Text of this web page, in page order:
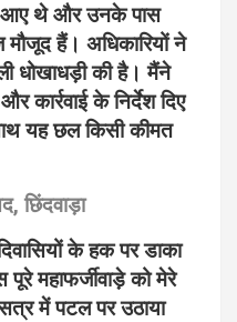
आए थे और उनके पास
मौजूद हैं। अधिकारियों ने
धोखाधड़ी की है। मैंने
के निर्देश दिए
यह छल किसी कीमत
छिंदवाड़ा
के हक पर डाका
महाफर्जीवाड़े को मेरे
सत्र में पटल पर उठाया